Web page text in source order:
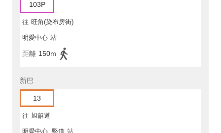
103P
往 旺角(染布房街)
明愛中心 站
距離 150m
新巴
13
往 旭龢道
明愛中心, 堅道 站